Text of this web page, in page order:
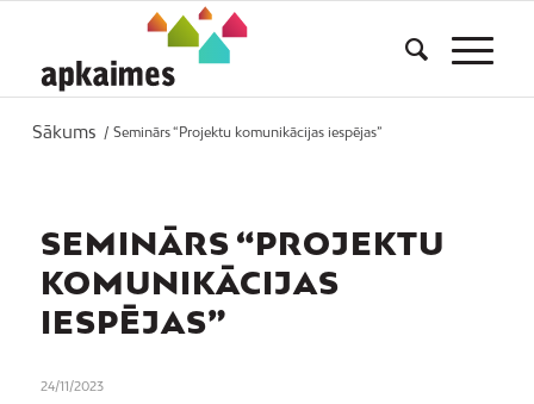
Sākums / Seminārs “Projektu komunikācijas iespējas”
SEMINĀRS “PROJEKTU
KOMUNIKĀCIJAS
IESPĒJAS”
24/11/2023